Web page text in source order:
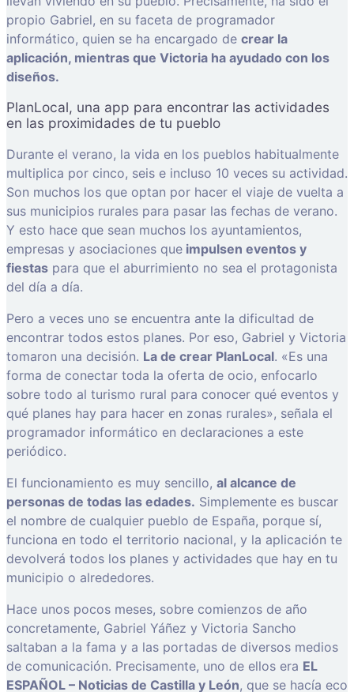
propio Gabriel, en su faceta de programador
informático, quien se ha encargado de crear la
aplicación, mientras que Victoria ha ayudado con los
diseños.
PlanLocal, una app para encontrar las actividades
en las proximidades de tu pueblo
Durante el verano, la vida en los pueblos habitualmente
multiplica por cinco, seis e incluso 10 veces su actividad.
Son muchos los que optan por hacer el viaje de vuelta a
sus municipios rurales para pasar las fechas de verano.
Y esto hace que sean muchos los ayuntamientos,
empresas y asociaciones que impulsen eventos y
fiestas para que el aburrimiento no sea el protagonista
del día a día.
Pero a veces uno se encuentra ante la dificultad de
encontrar todos estos planes. Por eso, Gabriel y Victoria
tomaron una decisión. La de crear PlanLocal. «Es una
forma de conectar toda la oferta de ocio, enfocarlo
sobre todo al turismo rural para conocer qué eventos y
qué planes hay para hacer en zonas rurales», señala el
programador informático en declaraciones a este
periódico.
El funcionamiento es muy sencillo, al alcance de
personas de todas las edades. Simplemente es buscar
el nombre de cualquier pueblo de España, porque sí,
funciona en todo el territorio nacional, y la aplicación te
devolverá todos los planes y actividades que hay en tu
municipio o alrededores.
Hace unos pocos meses, sobre comienzos de año
concretamente, Gabriel Yáñez y Victoria Sancho
saltaban a la fama y a las portadas de diversos medios
de comunicación. Precisamente, uno de ellos era EL
ESPAÑOL – Noticias de Castilla y León, que se hacía eco